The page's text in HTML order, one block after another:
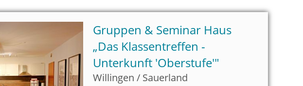
Gruppen & Seminar Haus
„Das Klassentreffen -
Unterkunft 'Oberstufe'"
Willingen / Sauerland